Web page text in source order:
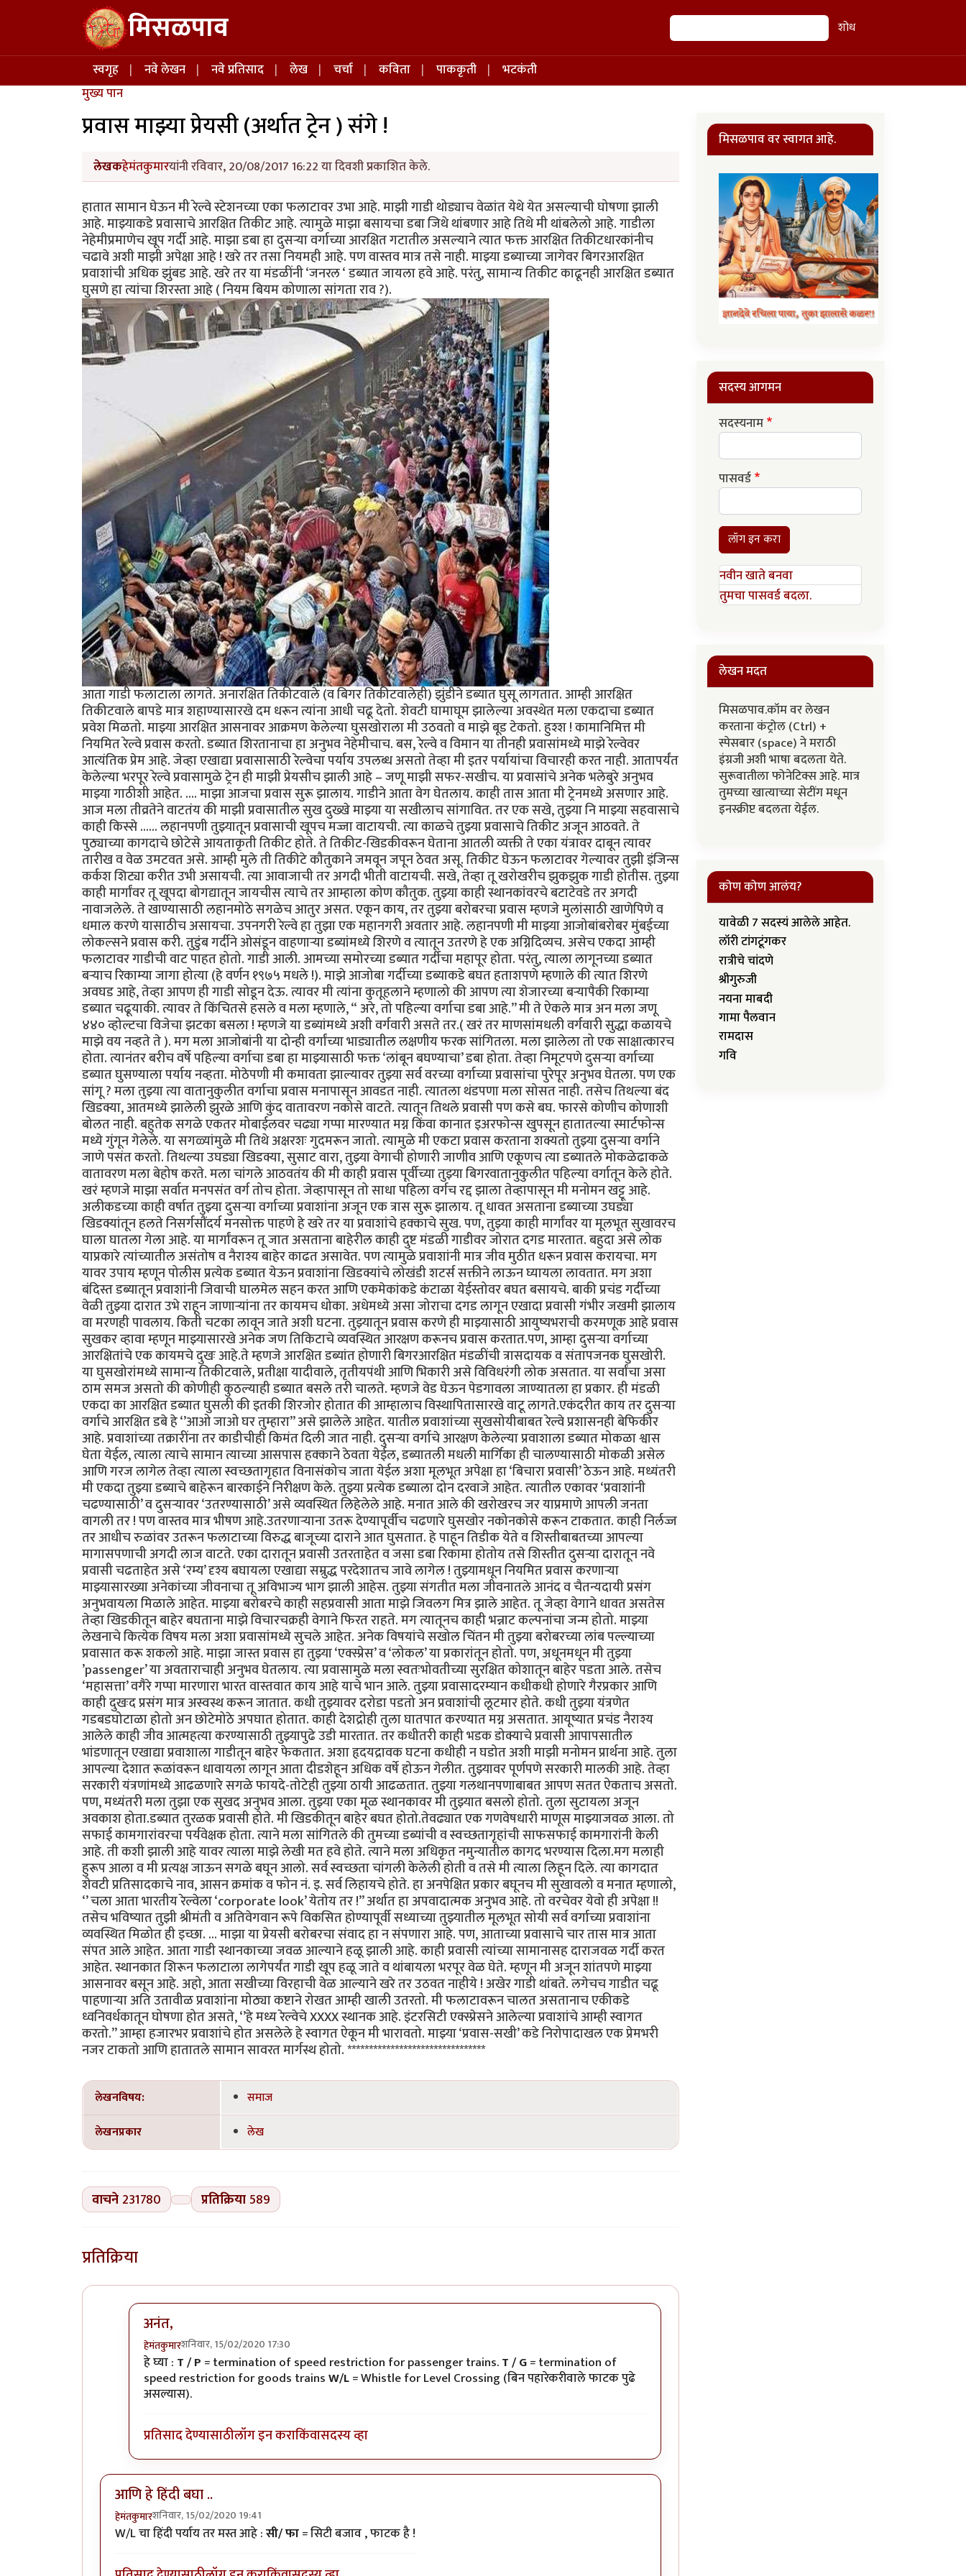
Skip to main content मिसळपाव शोध शोध
Main navigation
स्वगृह नवे लेखन नवे प्रतिसाद लेख चर्चा कविता पाककृती
भटकंती
मुख्य पान
प्रवास माझ्या प्रेयसी (अर्थात ट्रेन ) संगे !
लेखकहेमंतकुमारयांनी रविवार, 20/08/2017 16:22 या दिवशी प्रकाशित केले.
हातात सामान घेऊन मी रेल्वे स्टेशनच्या एका फलाटावर उभा आहे. माझी गाडी थोड्याच वेळांत येथे येत असल्याची घोषणा झाली
आहे. माझ्याकडे प्रवासाचे आरक्षित तिकीट आहे. त्यामुळे माझा बसायचा डबा जिथे थांबणार आहे तिथे मी थांबलेलो आहे. गाडीला
नेहेमीप्रमाणेच खूप गर्दी आहे. माझा डबा हा दुसऱ्या वर्गाच्या आरक्षित गटातील असल्याने त्यात फक्त आरक्षित तिकीटधारकांनीच
चढावे अशी माझी अपेक्षा आहे ! खरे तर तसा नियमही आहे. पण वास्तव मात्र तसे नाही. माझ्या डब्याच्या जागेवर बिगरआरक्षित
प्रवाशांची अधिक झुंबड आहे. खरे तर या मंडळींनी ‘जनरल ‘ डब्यात जायला हवे आहे. परंतु, सामान्य तिकीट काढूनही आरक्षित डब्यात
घुसणे हा त्यांचा शिरस्ता आहे ( नियम बियम कोणाला सांगता राव ?).
आता गाडी फलाटाला लागते. अनारक्षित तिकीटवाले (व बिगर तिकीटवालेही) झुंडीने डब्यात घुसू लागतात. आम्ही आरक्षित
तिकीटवाले बापडे मात्र शहाण्यासारखे दम धरून त्यांना आधी चढू देतो. शेवटी घामाघूम झालेल्या अवस्थेत मला एकदाचा डब्यात
प्रवेश मिळतो. माझ्या आरक्षित आसनावर आक्रमण केलेल्या घुसखोराला मी उठवतो व माझे बूड टेकतो. हुश्श ! कामानिमित्त मी
नियमित रेल्वे प्रवास करतो. डब्यात शिरतानाचा हा अनुभव नेहेमीचाच. बस, रेल्वे व विमान या तीनही प्रवासांमध्ये माझे रेल्वेवर
आत्यंतिक प्रेम आहे. जेव्हा एखाद्या प्रवासासाठी रेल्वेचा पर्याय उपलब्ध असतो तेव्हा मी इतर पर्यायांचा विचारही करत नाही. आतापर्यंत
केलेल्या भरपूर रेल्वे प्रवासामुळे ट्रेन ही माझी प्रेयसीच झाली आहे – जणू माझी सफर-सखीच. या प्रवासांचे अनेक भलेबुरे अनुभव
माझ्या गाठीशी आहेत. .... माझा आजचा प्रवास सुरू झालाय. गाडीने आता वेग घेतलाय. काही तास आता मी ट्रेनमध्ये असणार आहे.
आज मला तीव्रतेने वाटतंय की माझी प्रवासातील सुख दुख्खे माझ्या या सखीलाच सांगावित. तर एक सखे, तुझ्या नि माझ्या सहवासाचे
काही किस्से ...... लहानपणी तुझ्यातून प्रवासाची खूपच मज्जा वाटायची. त्या काळचे तुझ्या प्रवासाचे तिकीट अजून आठवते. ते
पुठ्याच्या कागदाचे छोटेसे आयताकृती तिकीट होते. ते तिकीट-खिडकीवरून घेताना आतली व्यक्ती ते एका यंत्रावर दाबून त्यावर
तारीख व वेळ उमटवत असे. आम्ही मुले ती तिकीटे कौतुकाने जमवून जपून ठेवत असू. तिकीट घेऊन फलाटावर गेल्यावर तुझी इंजिन्स
कर्कश शिट्या करीत उभी असायची. त्या आवाजाची तर अगदी भीती वाटायची. सखे, तेव्हा तू खरोखरीच झुकझुक गाडी होतीस. तुझ्या
काही मार्गांवर तू खूपदा बोगद्यातून जायचीस त्याचे तर आम्हाला कोण कौतुक. तुझ्या काही स्थानकांवरचे बटाटेवडे तर अगदी
नावाजलेले. ते खाण्यासाठी लहानमोठे सगळेच आतुर असत. एकून काय, तर तुझ्या बरोबरचा प्रवास म्हणजे मुलांसाठी खाणेपिणे व
धमाल करणे यासाठीच असायचा. उपनगरी रेल्वे हा तुझा एक महानगरी अवतार आहे. लहानपणी मी माझ्या आजोबांबरोबर मुंबईच्या
लोकल्सने प्रवास करी. तुडुंब गर्दीने ओसंडून वाहणाऱ्या डब्यांमध्ये शिरणे व त्यातून उतरणे हे एक अग्निदिव्यच. असेच एकदा आम्ही
फलाटावर गाडीची वाट पाहत होतो. गाडी आली. आमच्या समोरच्या डब्यात गर्दीचा महापूर होता. परंतु, त्याला लागूनच्या डब्यात
बऱ्याच रिकाम्या जागा होत्या (हे वर्णन १९७५ मधले !). माझे आजोबा गर्दीच्या डब्याकडे बघत हताशपणे म्हणाले की त्यात शिरणे
अवघड आहे, तेव्हा आपण ही गाडी सोडून देऊ. त्यावर मी त्यांना कुतूहलाने म्हणालो की आपण त्या शेजारच्या बऱ्यापैकी रिकाम्या
डब्यात चढूयाकी. त्यावर ते किंचितसे हसले व मला म्हणाले, “ अरे, तो पहिल्या वर्गाचा डबा आहे.’’ मी ते ऐकले मात्र अन मला जणू
४४० व्होल्टचा विजेचा झटका बसला ! म्हणजे या डब्यांमध्ये अशी वर्गवारी असते तर.( खरं तर माणसांमधली वर्गवारी सुद्धा कळायचे
माझे वय नव्हते ते ). मग मला आजोबांनी या दोन्ही वर्गांच्या भाड्यातील लक्षणीय फरक सांगितला. मला झालेला तो एक साक्षात्कारच
होता. त्यानंतर बरीच वर्षे पहिल्या वर्गाचा डबा हा माझ्यासाठी फक्त ‘लांबून बघण्याचा’ डबा होता. तेव्हा निमूटपणे दुसऱ्या वर्गाच्या
डब्यात घुसण्याला पर्याय नव्हता. मोठेपणी मी कमावता झाल्यावर तुझ्या सर्व वरच्या वर्गाच्या प्रवासांचा पुरेपूर अनुभव घेतला. पण एक
सांगू ? मला तुझ्या त्या वातानुकुलीत वर्गाचा प्रवास मनापासून आवडत नाही. त्यातला थंडपणा मला सोसत नाही. तसेच तिथल्या बंद
खिडक्या, आतमध्ये झालेली झुरळे आणि कुंद वातावरण नकोसे वाटते. त्यातून तिथले प्रवासी पण कसे बघ. फारसे कोणीच कोणाशी
बोलत नाही. बहुतेक सगळे एकतर मोबाईलवर चढ्या गप्पा मारण्यात मग्न किंवा कानात इअरफोन्स खुपसून हातातल्या स्मार्टफोन्स
मध्ये गुंगून गेलेले. या सगळ्यांमुळे मी तिथे अक्षरशः गुदमरून जातो. त्यामुळे मी एकटा प्रवास करताना शक्यतो तुझ्या दुसऱ्या वर्गाने
जाणे पसंत करतो. तिथल्या उघड्या खिडक्या, सुसाट वारा, तुझ्या वेगाची होणारी जाणीव आणि एकूणच त्या डब्यातले मोकळेढाकळे
वातावरण मला बेहोष करते. मला चांगले आठवतंय की मी काही प्रवास पूर्वीच्या तुझ्या बिगरवातानुकुलीत पहिल्या वर्गातून केले होते.
खरं म्हणजे माझा सर्वात मनपसंत वर्ग तोच होता. जेव्हापासून तो साधा पहिला वर्गच रद्द झाला तेव्हापासून मी मनोमन खट्टू आहे.
अलीकडच्या काही वर्षात तुझ्या दुसऱ्या वर्गाच्या प्रवाशांना अजून एक त्रास सुरू झालाय. तू धावत असताना डब्याच्या उघड्या
खिडक्यांतून हलते निसर्गसौंदर्य मनसोक्त पाहणे हे खरे तर या प्रवाशांचे हक्काचे सुख. पण, तुझ्या काही मार्गांवर या मूलभूत सुखावरच
घाला घातला गेला आहे. या मार्गांवरून तू जात असताना बाहेरील काही दुष्ट मंडळी गाडीवर जोरात दगड मारतात. बहुदा असे लोक
याप्रकारे त्यांच्यातील असंतोष व नैराश्य बाहेर काढत असावेत. पण त्यामुळे प्रवाशांनी मात्र जीव मुठीत धरून प्रवास करायचा. मग
यावर उपाय म्हणून पोलीस प्रत्येक डब्यात येऊन प्रवाशांना खिडक्यांचे लोखंडी शटर्स सक्तीने लाऊन घ्यायला लावतात. मग अशा
बंदिस्त डब्यातून प्रवाशांनी जिवाची घालमेल सहन करत आणि एकमेकांकडे कंटाळा येईस्तोवर बघत बसायचे. बाकी प्रचंड गर्दीच्या
वेळी तुझ्या दारात उभे राहून जाणाऱ्यांना तर कायमच धोका. अधेमध्ये असा जोराचा दगड लागून एखादा प्रवासी गंभीर जखमी झालाय
वा मरणही पावलाय. किती चटका लावून जाते अशी घटना. तुझ्यातून प्रवास करणे ही माझ्यासाठी आयुष्यभराची करमणूक आहे प्रवास
सुखकर व्हावा म्हणून माझ्यासारखे अनेक जण तिकिटाचे व्यवस्थित आरक्षण करूनच प्रवास करतात.पण, आम्हा दुसऱ्या वर्गाच्या
आरक्षितांचे एक कायमचे दुखः आहे.ते म्हणजे आरक्षित डब्यांत होणारी बिगरआरक्षित मंडळींची त्रासदायक व संतापजनक घुसखोरी.
या घुसखोरांमध्ये सामान्य तिकीटवाले, प्रतीक्षा यादीवाले, तृतीयपंथी आणि भिकारी असे विविधरंगी लोक असतात. या सर्वांचा असा
ठाम समज असतो की कोणीही कुठल्याही डब्यात बसले तरी चालते. म्हणजे वेड घेऊन पेडगावला जाण्यातला हा प्रकार. ही मंडळी
एकदा का आरक्षित डब्यात घुसली की इतकी शिरजोर होतात की आम्हालाच विस्थापितासारखे वाटू लागते.एकंदरीत काय तर दुसऱ्या
वर्गाचे आरक्षित डबे हे ‘’आओ जाओ घर तुम्हारा’’ असे झालेले आहेत. यातील प्रवाशांच्या सुखसोयीबाबत रेल्वे प्रशासनही बेफिकीर
आहे. प्रवाशांच्या तक्रारींना तर काडीचीही किमंत दिली जात नाही. दुसऱ्या वर्गाचे आरक्षण केलेल्या प्रवाशाला डब्यात मोकळा श्वास
घेता येईल, त्याला त्याचे सामान त्याच्या आसपास हक्काने ठेवता येईल, डब्यातली मधली मार्गिका ही चालण्यासाठी मोकळी असेल
आणि गरज लागेल तेव्हा त्याला स्वच्छतागृहात विनासंकोच जाता येईल अशा मूलभूत अपेक्षा हा ‘बिचारा प्रवासी’ ठेऊन आहे. मध्यंतरी
मी एकदा तुझ्या डब्याचे बाहेरून बारकाईने निरीक्षण केले. तुझ्या प्रत्येक डब्याला दोन दरवाजे आहेत. त्यातील एकावर ‘प्रवाशांनी
चढण्यासाठी’ व दुसऱ्यावर ‘उतरण्यासाठी’ असे व्यवस्थित लिहेलेले आहे. मनात आले की खरोखरच जर याप्रमाणे आपली जनता
वागली तर ! पण वास्तव मात्र भीषण आहे.उतरणाऱ्याना उतरू देण्यापूर्वीच चढणारे घुसखोर नकोनकोसे करून टाकतात. काही निर्लज्ज
तर आधीच रुळांवर उतरून फलाटाच्या विरुद्ध बाजूच्या दाराने आत घुसतात. हे पाहून तिडीक येते व शिस्तीबाबतच्या आपल्या
मागासपणाची अगदी लाज वाटते. एका दारातून प्रवासी उतरताहेत व जसा डबा रिकामा होतोय तसे शिस्तीत दुसऱ्या दारातून नवे
प्रवासी चढताहेत असे ‘रम्य’ दृश्य बघायला एखाद्या सम्रुद्ध परदेशातच जावे लागेल ! तुझ्यामधून नियमित प्रवास करणाऱ्या
माझ्यासारख्या अनेकांच्या जीवनाचा तू अविभाज्य भाग झाली आहेस. तुझ्या संगतीत मला जीवनातले आनंद व चैतन्यदायी प्रसंग
अनुभवायला मिळाले आहेत. माझ्या बरोबरचे काही सहप्रवासी आता माझे जिवलग मित्र झाले आहेत. तू जेव्हा वेगाने धावत असतेस
तेव्हा खिडकीतून बाहेर बघताना माझे विचारचक्रही वेगाने फिरत राहते. मग त्यातूनच काही भन्नाट कल्पनांचा जन्म होतो. माझ्या
लेखनाचे कित्येक विषय मला अशा प्रवासांमध्ये सुचले आहेत. अनेक विषयांचे सखोल चिंतन मी तुझ्या बरोबरच्या लांब पल्ल्याच्या
प्रवासात करू शकलो आहे. माझा जास्त प्रवास हा तुझ्या ‘एक्स्प्रेस’ व ‘लोकल’ या प्रकारांतून होतो. पण, अधूनमधून मी तुझ्या
’passenger’ या अवताराचाही अनुभव घेतलाय. त्या प्रवासामुळे मला स्वतःभोवतीच्या सुरक्षित कोशातून बाहेर पडता आले. तसेच
‘महासत्ता’ वगैरे गप्पा मारणारा भारत वास्तवात काय आहे याचे भान आले. तुझ्या प्रवासादरम्यान कधीकधी होणारे गैरप्रकार आणि
काही दुखःद प्रसंग मात्र अस्वस्थ करून जातात. कधी तुझ्यावर दरोडा पडतो अन प्रवाशांची लूटमार होते. कधी तुझ्या यंत्रणेत
गडबडघोटाळा होतो अन छोटेमोठे अपघात होतात. काही देशद्रोही तुला घातपात करण्यात मग्न असतात. आयूष्यात प्रचंड नैराश्य
आलेले काही जीव आत्महत्या करण्यासाठी तुझ्यापुढे उडी मारतात. तर कधीतरी काही भडक डोक्याचे प्रवासी आपापसातील
भांडणातून एखाद्या प्रवाशाला गाडीतून बाहेर फेकतात. अशा हृदयद्रावक घटना कधीही न घडोत अशी माझी मनोमन प्रार्थना आहे. तुला
आपल्या देशात रूळांवरून धावायला लागून आता दीडशेहून अधिक वर्षे होऊन गेलीत. तुझ्यावर पूर्णपणे सरकारी मालकी आहे. तेव्हा
सरकारी यंत्रणांमध्ये आढळणारे सगळे फायदे-तोटेही तुझ्या ठायी आढळतात. तुझ्या गलथानपणाबाबत आपण सतत ऐकताच असतो.
पण, मध्यंतरी मला तुझा एक सुखद अनुभव आला. तुझ्या एका मूळ स्थानकावर मी तुझ्यात बसलो होतो. तुला सुटायला अजून
अवकाश होता.डब्यात तुरळक प्रवासी होते. मी खिडकीतून बाहेर बघत होतो.तेवढ्यात एक गणवेषधारी माणूस माझ्याजवळ आला. तो
सफाई कामगारांवरचा पर्यवेक्षक होता. त्याने मला सांगितले की तुमच्या डब्यांची व स्वच्छतागृहांची साफसफाई कामगारांनी केली
आहे. ती कशी झाली आहे यावर त्याला माझे लेखी मत हवे होते. त्याने मला अधिकृत नमुन्यातील कागद भरण्यास दिला.मग मलाही
हुरूप आला व मी प्रत्यक्ष जाऊन सगळे बघून आलो. सर्व स्वच्छता चांगली केलेली होती व तसे मी त्याला लिहून दिले. त्या कागदात
शेवटी प्रतिसादकाचे नाव, आसन क्रमांक व फोन नं. इ. सर्व लिहायचे होते. हा अनपेक्षित प्रकार बघूनच मी सुखावलो व मनात म्हणालो,
‘’ चला आता भारतीय रेल्वेला ‘corporate look’ येतोय तर !” अर्थात हा अपवादात्मक अनुभव आहे. तो वरचेवर येवो ही अपेक्षा !!
तसेच भविष्यात तुझी श्रीमंती व अतिवेगवान रूपे विकसित होण्यापूर्वी सध्याच्या तुझ्यातील मूलभूत सोयी सर्व वर्गाच्या प्रवाशांना
व्यवस्थित मिळोत ही इच्छा. ... माझा या प्रेयसी बरोबरचा संवाद हा न संपणारा आहे. पण, आताच्या प्रवासाचे चार तास मात्र आता
संपत आले आहेत. आता गाडी स्थानकाच्या जवळ आल्याने हळू झाली आहे. काही प्रवासी त्यांच्या सामानासह दाराजवळ गर्दी करत
आहेत. स्थानकात शिरून फलाटाला लागेपर्यंत गाडी खूप हळू जाते व थांबायला भरपूर वेळ घेते. म्हणून मी अजून शांतपणे माझ्या
आसनावर बसून आहे. अहो, आता सखीच्या विरहाची वेळ आल्याने खरे तर उठवत नाहीये ! अखेर गाडी थांबते. लगेचच गाडीत चढू
पाहणाऱ्या अति उतावीळ प्रवाशांना मोठ्या कष्टाने रोखत आम्ही खाली उतरतो. मी फलाटावरून चालत असतानाच एकीकडे
ध्वनिवर्धकातून घोषणा होत असते, ‘’हे मध्य रेल्वेचे XXXX स्थानक आहे. इंटरसिटी एक्स्प्रेसने आलेल्या प्रवाशांचे आम्ही स्वागत
करतो.’’ आम्हा हजारभर प्रवाशांचे होत असलेले हे स्वागत ऐकून मी भारावतो. माझ्या ‘प्रवास-सखी’ कडे निरोपादाखल एक प्रेमभरी
नजर टाकतो आणि हातातले सामान सावरत मार्गस्थ होतो. ********************************
लेखनविषय:
समाज
लेखनप्रकार
लेख
वाचने 231780 प्रतिक्रिया589
प्रतिक्रिया
अनंत,
हेमंतकुमारशनिवार, 15/02/2020 17:30
In reply toरेल्वे रुळांच्याbyअनन्त्_यात्री
हे घ्या : T / P = termination of speed restriction for passenger trains.T / G= termination of
speed restriction for goods trainsW/L= Whistle for Level Crossing (बिन पहारेकरीवाले फाटक पुढे
असल्यास).
प्रतिसाद देण्यासाठीलॉग इन कराकिंवासदस्य व्हा
आणि हे हिंदी बघा ..
हेमंतकुमारशनिवार, 15/02/2020 19:41
W/L चा हिंदी पर्याय तर मस्त आहे :सी/ फा= सिटी बजाव , फाटक है !
मिसळपाव वर स्वागत आहे.
सदस्य आगमन
सदस्यनाम
पासवर्ड
लॉग इन करा
नवीन खाते बनवा
तुमचा पासवर्ड बदला.
लेखन मदत
मिसळपाव.कॉम वर लेखन
करताना कंट्रोल (Ctrl) +
स्पेसबार (space) ने मराठी
इंग्रजी अशी भाषा बदलता येते.
सुरूवातीला फोनेटिक्स आहे. मात्र
तुमच्या खात्याच्या सेटींग मधून
इनस्क्रीप्ट बदलता येईल.
कोण कोण आलंय?
यावेळी 7 सदस्यं आलेले आहेत.
लॉरी टांगटूंगकर
रात्रीचे चांदणे
श्रीगुरुजी
नयना माबदी
गामा पैलवान
रामदास
गवि